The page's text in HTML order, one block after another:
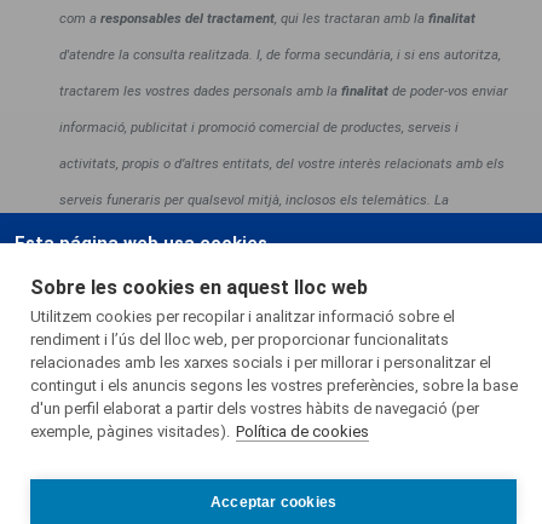
com a responsables del tractament, qui les tractaran amb la finalitat
d'atendre la consulta realitzada. I, de forma secundària, i si ens autoritza,
tractarem les vostres dades personals amb la finalitat de poder-vos enviar
informació, publicitat i promoció comercial de productes, serveis i
activitats, propis o d’altres entitats, del vostre interès relacionats amb els
serveis funeraris per qualsevol mitjà, inclosos els telemàtics. La
legitimació per a totes dues finalitats és el consentiment.
compartir i divulgar informació (inclosa informació personal) amb
proveïdors que realitzen tasques en el nostre nom, com a encarregats de
tractament. Així com, entre empreses del Grup Àltima per brindar suport o
amb les finalitats recollides a la nostra Política de privacitat, o en el
Sobre les cookies en aquest lloc web
Utilitzem cookies per recopilar i analitzar informació sobre el
rendiment i l’ús del lloc web, per proporcionar funcionalitats
relacionades amb les xarxes socials i per millorar i personalitzar el
contingut i els anuncis segons les vostres preferències, sobre la base
d'un perfil elaborat a partir dels vostres hàbits de navegació (per
exemple, pàgines visitades). Política de cookies
Acceptar cookies
Esta página web usa cookies.
Las cookies de este sitio web se usan para personalizar el contenido y
los anuncios, ofrecer funciones de redes sociales y analizar el tráfico.
Además, compartimos información sobre el uso que haga del sitio web
con nuestros partners de redes sociales, publicidad y análisis web, quienes
pueden combinarla con otra información que les haya proporcionado o